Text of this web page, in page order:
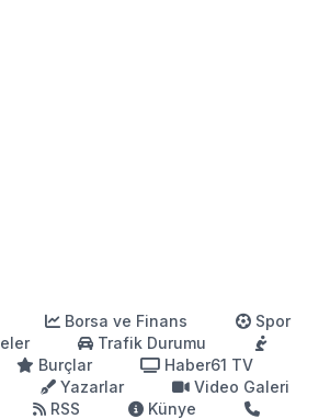
Borsa ve Finans
Spor
Trafik Durumu
Burçlar
Haber61 TV
Yazarlar
Video Galeri
RSS
Künye